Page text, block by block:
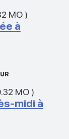
MO)
à
MO)
midi à